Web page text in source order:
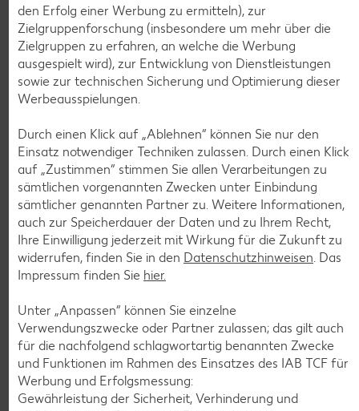
ROYAL ORANGE
-56%
0.69
1.59
Weitere Angebote anzeigen
Tiefkühlkost
Gültig vom 06.08. bis 12.08.
KNÜLLER
K-CLASSIC
den Erfolg einer Werbung zu ermitteln), zur
Zielgruppenforschung (insbesondere um mehr über die
Zielgruppen zu erfahren, an welche die Werbung
ausgespielt wird), zur Entwicklung von Dienstleistungen
sowie zur technischen Sicherung und Optimierung dieser
Werbeausspielungen.
Durch einen Klick auf „Ablehnen“ können Sie nur den
Einsatz notwendiger Techniken zulassen. Durch einen Klick
auf „Zustimmen“ stimmen Sie allen Verarbeitungen zu
sämtlichen vorgenannten Zwecken unter Einbindung
sämtlicher genannten Partner zu. Weitere Informationen,
auch zur Speicherdauer der Daten und zu Ihrem Recht,
Ihre Einwilligung jederzeit mit Wirkung für die Zukunft zu
widerrufen, finden Sie in den Datenschutzhinweisen. Das
Impressum finden Sie hier.
Unter „Anpassen“ können Sie einzelne
Verwendungszwecke oder Partner zulassen; das gilt auch
für die nachfolgend schlagwortartig benannten Zwecke
und Funktionen im Rahmen des Einsatzes des IAB TCF für
Werbung und Erfolgsmessung:
Gewährleistung der Sicherheit, Verhinderung und